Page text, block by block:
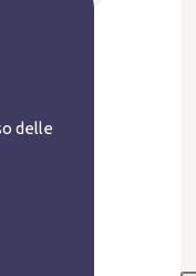
delle